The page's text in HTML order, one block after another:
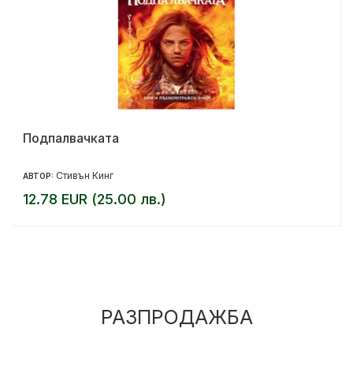
Подпалвачката
АВТОР: Стивън Кинг
12.78 EUR (25.00 лв.)
РАЗПРОДАЖБА